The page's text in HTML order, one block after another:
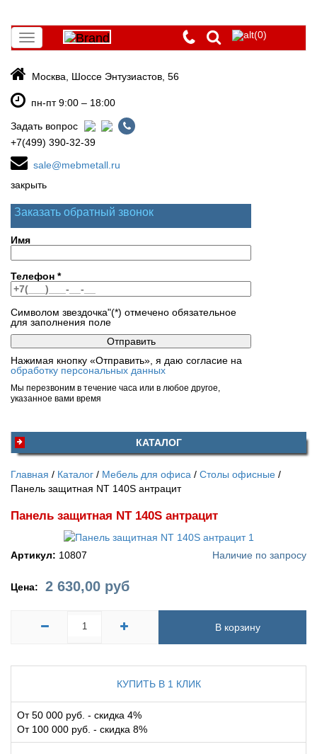
Toggle
navigation
(0)
Москва, Шоссе Энтузиастов, 56
пн-пт 9:00 – 18:00
Задать вопрос
+7(499) 390-32-39
sale@mebmetall.ru
закрыть
Заказать обратный звонок
Имя
Телефон *
Символом звездочка"(*) отмечено обязательное
для заполнения поле
Нажимая кнопку «Отправить», я даю согласие на
обработку персональных данных
Мы перезвоним в течение часа или в любое другое,
указанное вами время
КАТАЛОГ
Главная Каталог Мебель для офиса
Столы офисные
Панель защитная NT 140S антрацит
Панель защитная NT 140S антрацит
Артикул: 10807 Наличие по запросу
Цена: 2 630,00 руб
В корзину
КУПИТЬ В 1 КЛИК
От 50 000 руб. - скидка 4%
От 100 000 руб. - скидка 8%